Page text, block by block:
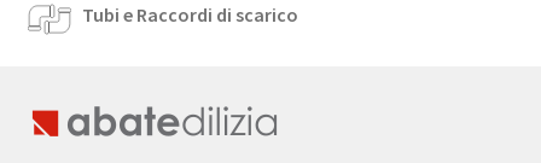
Tubi e Raccordi di scarico